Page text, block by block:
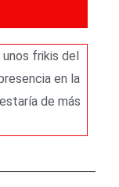
frikis del
en la
de más